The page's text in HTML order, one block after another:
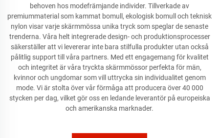
behoven hos modefrämjande individer. Tillverkade av
premiummaterial som kammat bomull, ekologisk bomull och teknisk
nylon visar varje skärmmössa unika tryck som speglar de senaste
trenderna. Våra helt integrerade design- och produktionsprocesser
säkerställer att vi levererar inte bara stilfulla produkter utan också
pålitlig support till våra partners. Med ett engagemang för kvalitet
och integritet är våra tryckta skärmmössor perfekta för män,
kvinnor och ungdomar som vill uttrycka sin individualitet genom
mode. Vi är stolta över vår förmåga att producera över 40 000
stycken per dag, vilket gör oss en ledande leverantör på europeiska
och amerikanska marknader.